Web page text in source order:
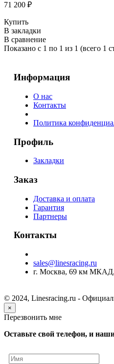
71 200 ₽
Купить
В закладки
В сравнение
Показано с 1 по 1 из 1 (всего 1
Информация
О нас
Контакты
Политика
Профиль
Закладки
Заказ
Доставка и оплата
Гарантия
Партнеры
Контакты
sales@linesracing.ru
г. Москва, 69 км
© 2024, Linesracing.ru -
×
Перезвонить мне
Оставьте свой телефон, и